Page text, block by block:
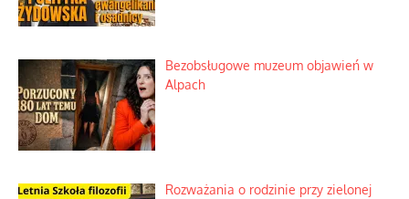
Bezobsługowe muzeum objawień w
Alpach
Rozważania o rodzinie przy zielonej